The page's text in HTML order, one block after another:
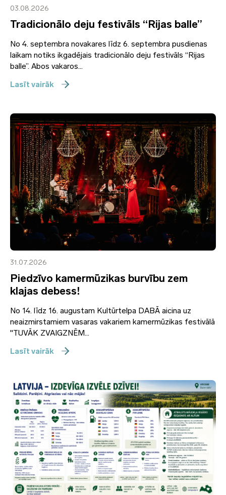
03.08.2026
Tradicionālo deju festivāls “Rijas balle”
No 4. septembra novakares līdz 6. septembra pusdienas
laikam notiks ikgadējais tradicionālo deju festivāls “Rijas
balle”. Abos vakaros...
Lasīt vairāk
31.07.2026
Piedzīvo kamermūzikas burvību zem
klajas debess!
No 14. līdz 16. augustam Kultūrtelpa DABĀ aicina uz
neaizmirstamiem vasaras vakariem kamermūzikas festivālā
"TUVĀK ZVAIGZNĒM...
Lasīt vairāk